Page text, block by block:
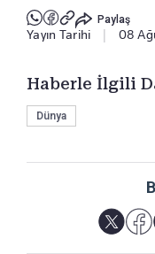
Paylaş
Yayın Tarihi 08
Haberle İlgili
Dünya